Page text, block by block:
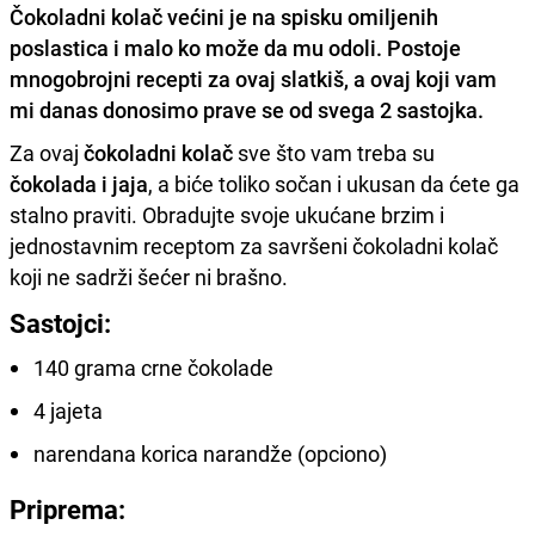
Čokoladni kolač većini je na spisku omiljenih
poslastica i malo ko može da mu odoli. Postoje
mnogobrojni recepti za ovaj slatkiš, a ovaj koji vam
mi danas donosimo prave se od svega 2 sastojka.
Za ovaj čokoladni kolač sve što vam treba su
čokolada i jaja, a biće toliko sočan i ukusan da ćete ga
stalno praviti. Obradujte svoje ukućane brzim i
jednostavnim receptom za savršeni čokoladni kolač
koji ne sadrži šećer ni brašno.
Sastojci:
140 grama crne čokolade
4 jajeta
narendana korica narandže (opciono)
Priprema: